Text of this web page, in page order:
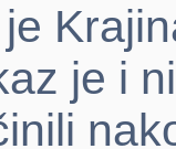
je i